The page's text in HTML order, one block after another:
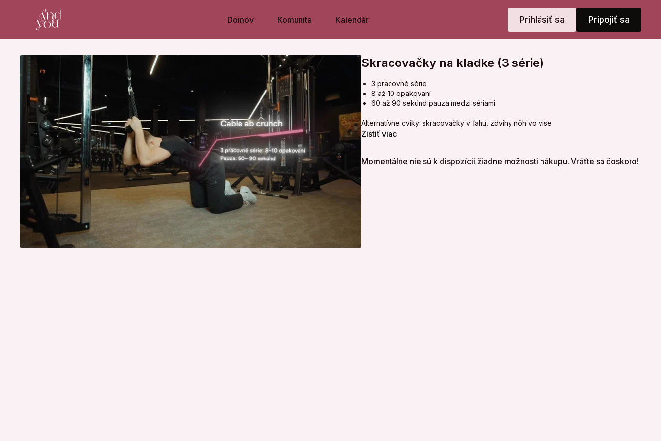
Domov Komunita Kalendár Prihlásiť sa Pripojiť sa
Skracovačky na kladke (3 série)
3 pracovné série
8 až 10 opakovaní
60 až 90 sekúnd pauza medzi sériami
Alternatívne cviky: skracovačky v ľahu, zdvihy nôh vo vise
Zistiť viac
Momentálne nie sú k dispozícii žiadne možnosti nákupu. Vráťte sa čoskoro!